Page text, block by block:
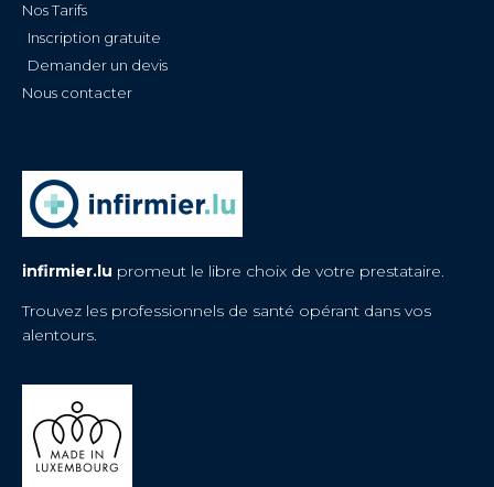
Nos Tarifs
Inscription gratuite
Demander un devis
Nous contacter
infirmier.lu promeut le libre choix de votre prestataire.
Trouvez les professionnels de santé opérant dans vos
alentours.